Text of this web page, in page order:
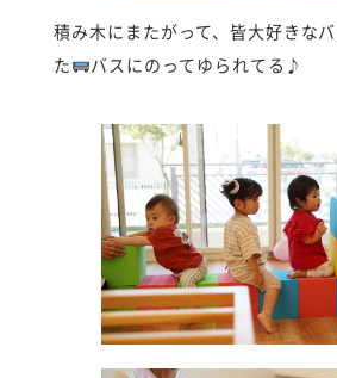
積み木にまたがって、皆大好きな
た
バスにのってゆられてる♪